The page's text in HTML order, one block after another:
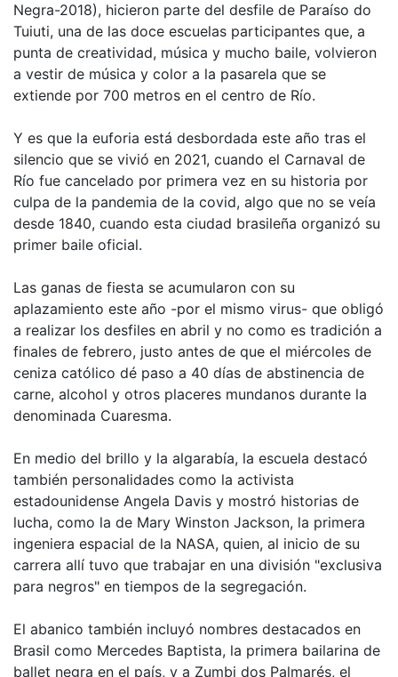
Negra-2018), hicieron parte del desfile de Paraíso do
Tuiuti, una de las doce escuelas participantes que, a
punta de creatividad, música y mucho baile, volvieron
a vestir de música y color a la pasarela que se
extiende por 700 metros en el centro de Río.
Y es que la euforia está desbordada este año tras el
silencio que se vivió en 2021, cuando el Carnaval de
Río fue cancelado por primera vez en su historia por
culpa de la pandemia de la covid, algo que no se veía
desde 1840, cuando esta ciudad brasileña organizó su
primer baile oficial.
Las ganas de fiesta se acumularon con su
aplazamiento este año -por el mismo virus- que obligó
a realizar los desfiles en abril y no como es tradición a
finales de febrero, justo antes de que el miércoles de
ceniza católico dé paso a 40 días de abstinencia de
carne, alcohol y otros placeres mundanos durante la
denominada Cuaresma.
En medio del brillo y la algarabía, la escuela destacó
también personalidades como la activista
estadounidense Angela Davis y mostró historias de
lucha, como la de Mary Winston Jackson, la primera
ingeniera espacial de la NASA, quien, al inicio de su
carrera allí tuvo que trabajar en una división "exclusiva
para negros" en tiempos de la segregación.
El abanico también incluyó nombres destacados en
Brasil como Mercedes Baptista, la primera bailarina de
ballet negra en el país, y a Zumbi dos Palmarés, el